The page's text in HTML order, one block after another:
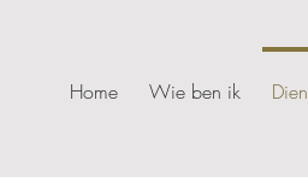
Home Wie ben ik